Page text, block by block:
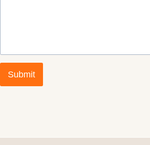
Submit